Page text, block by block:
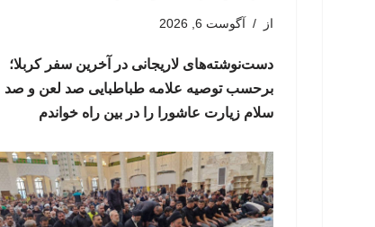
از آگوست 6, 2026
دست‌نوشته‌های لاریجانی در آخرین سفر کربلا؛
برحسب توصیه علامه طباطبایی صد لعن و صد
سلام زیارت عاشورا را در بین راه خواندم